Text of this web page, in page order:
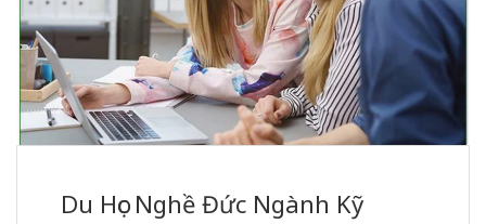
Du Học Nghề Đức Ngành Kỹ